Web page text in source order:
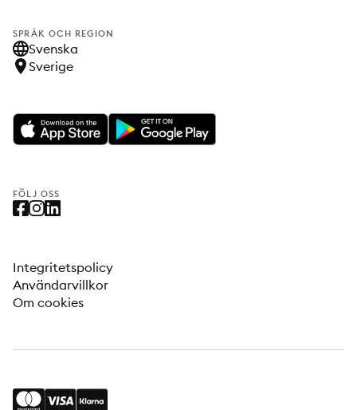
SPRÅK OCH REGION
Svenska
Sverige
FÖLJ OSS
Integritetspolicy
Användarvillkor
Om cookies